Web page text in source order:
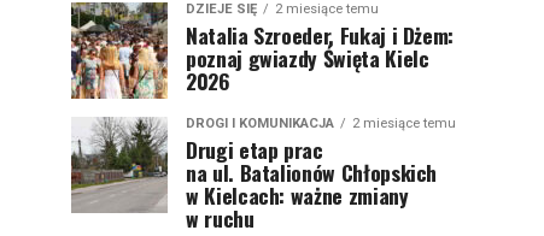
DZIEJE SIĘ 2 miesiące temu
Natalia Szroeder, Fukaj i Dżem:
poznaj gwiazdy Święta Kielc
2026
DROGI I KOMUNIKACJA 2 miesiące temu
Drugi etap prac
na ul. Batalionów Chłopskich
w Kielcach: ważne zmiany
w ruchu